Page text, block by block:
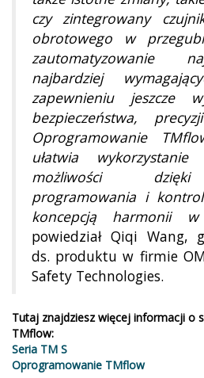
czy zintegrowany
obrotowego w
zautomatyzowanie
najbardziej
zapewnieniu jeszcze
bezpieczeństwa,
Oprogramowanie
ułatwia
możliwości dzięki
programowania i
koncepcją harmonii w
powiedział Qiqi Wang,
ds. produktu w firmie
Safety Technologies.
Tutaj znajdziesz więcej informacji o
TMflow:
Seria TM S
Oprogramowanie TMflow